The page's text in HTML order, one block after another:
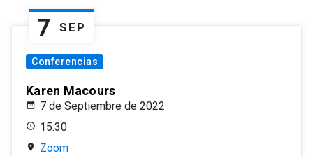
7 SEP
Conferencias
Karen Macours
7 de Septiembre de 2022
15:30
Zoom